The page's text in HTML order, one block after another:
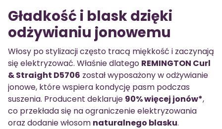
Gładkość i blask dzięki
odżywianiu jonowemu
Włosy po stylizacji często tracą miękkość i zaczynają
się elektryzować. Właśnie dlatego REMINGTON Curl
& Straight D5706 został wyposażony w odżywianie
jonowe, które wspiera kondycję pasm podczas
suszenia. Producent deklaruje 90% więcej jonów*,
co przekłada się na ograniczenie elektryzowania
oraz dodanie włosom naturalnego blasku.